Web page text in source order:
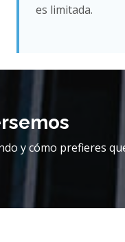
es limitada.
y cómo prefieres